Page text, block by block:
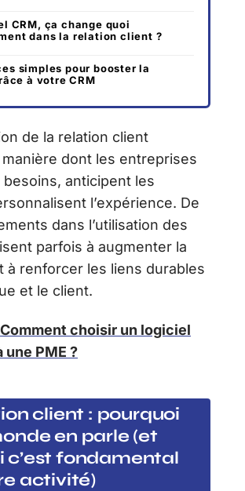
CRM, ça change quoi
dans la relation client ?
simples pour booster la
à votre CRM
de la relation client
dont les entreprises
anticipent les
l’expérience. De
dans l’utilisation des
parfois à augmenter la
à renforcer les liens durables
et le client.
Comment choisir un logiciel
une PME ?
client : pourquoi
en parle (et
c’est fondamental
activité)